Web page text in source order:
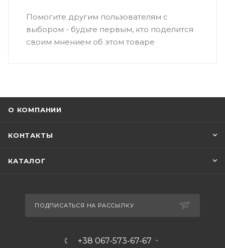
Помогите другим пользователям с
выбором - будьте первым, кто поделится
своим мнением об этом товаре
О КОМПАНИИ
КОНТАКТЫ
КАТАЛОГ
ПОДПИСАТЬСЯ НА РАССЫЛКУ
+38 067-573-67-67